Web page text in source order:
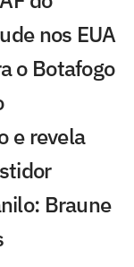
nos EUA
o Botafogo
e revela
Braune